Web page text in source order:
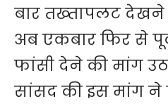
बार तख्‍तापलट
अब एकबार फिर से
फांसी देने की मांग
सांसद की इस मांग ने